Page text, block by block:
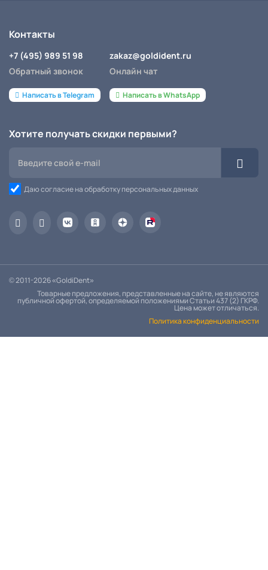
Контакты
+7 (495) 989 51 98
Обратный звонок
Написать в Telegram
zakaz@goldident.ru
Онлайн чат
Написать в WhatsApp
Хотите получать скидки первыми?
Даю согласие на обработку персональных данных
© 2011-2026 «GoldiDent»
Товарные предложения, представленные на сайте, не являются
публичной офертой, определяемой положениями Статьи 437 (2) ГКРФ.
Цена может отличаться.
Политика конфиденциальности